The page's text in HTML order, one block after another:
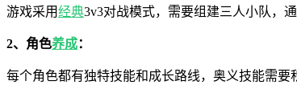
游戏采用经典3v3对战模式，需要组建三人小队，
2、角色养成：
每个角色都有独特技能和成长路线，奥义技能需